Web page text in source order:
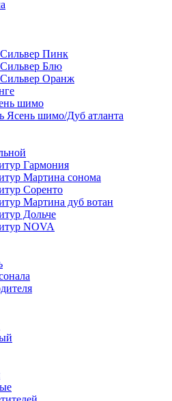
Сильвер Пинк
Сильвер Блю
Сильвер Оранж
шимо
Ясень шимо/Дуб атланта
Гармония
Мартина сонома
Соренто
Мартина дуб вотан
Дольче
NOVA